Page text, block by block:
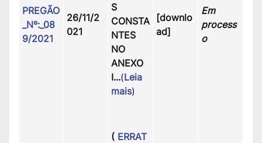
PREGÃO
_Nº:_08
9/2021
26/11/2
021
S
CONSTA
NTES
NO
ANEXO
I...(Leia
mais)
( ERRAT
[downlo
ad]
Em
process
o